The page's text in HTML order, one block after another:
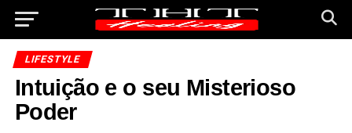
LIFESTYLE
Intuição e o seu Misterioso
Poder